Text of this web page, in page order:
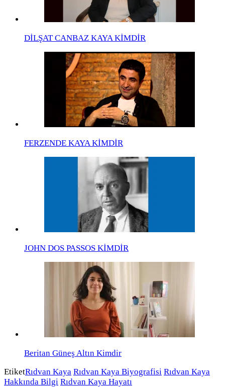
DİLŞAT CANBAZ KAYA KİMDİR
FERZENDE KAYA KİMDİR
JOHN DOS PASSOS KİMDİR
Beritan Güneş Altın Kimdir
EtiketRıdvan Kaya Rıdvan Kaya Biyografisi Rıdvan Kaya
Hakkında Bilgi Rıdvan Kaya Hayatı